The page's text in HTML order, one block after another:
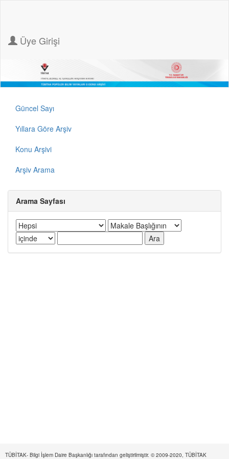
Üye Girişi
Güncel Sayı
Yıllara Göre Arşiv
Konu Arşivi
Arşiv Arama
Arama Sayfası
TÜBİTAK- Bilgi İşlem Daire Başkanlığı tarafından geliştirilmiştir. © 2009-2020, TÜBİTAK